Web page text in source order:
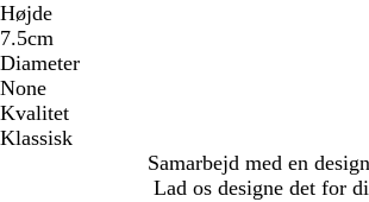
Højde
7.5cm
Diameter
None
Kvalitet
Klassisk
Samarbejd med en
Lad os designe det for